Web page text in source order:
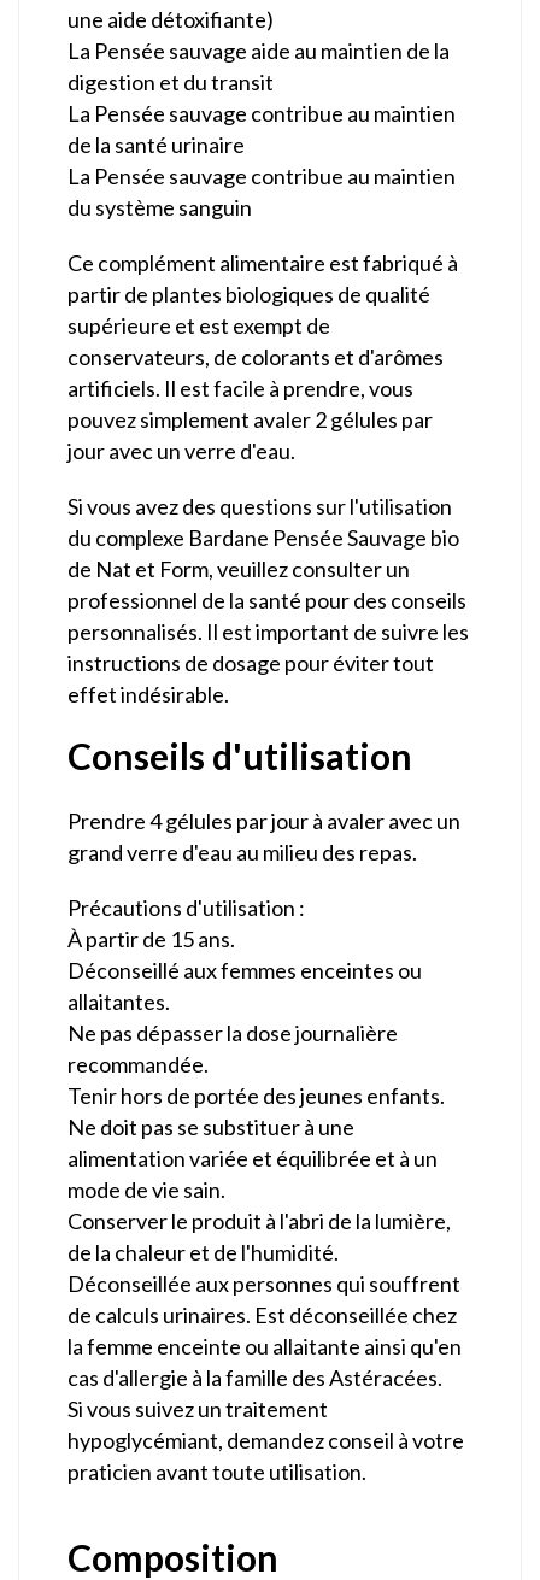
une aide détoxifiante)
La Pensée sauvage aide au maintien de la
digestion et du transit
La Pensée sauvage contribue au maintien
de la santé urinaire
La Pensée sauvage contribue au maintien
du système sanguin
Ce complément alimentaire est fabriqué à
partir de plantes biologiques de qualité
supérieure et est exempt de
conservateurs, de colorants et d'arômes
artificiels. Il est facile à prendre, vous
pouvez simplement avaler 2 gélules par
jour avec un verre d'eau.
Si vous avez des questions sur l'utilisation
du complexe Bardane Pensée Sauvage bio
de Nat et Form, veuillez consulter un
professionnel de la santé pour des conseils
personnalisés. Il est important de suivre les
instructions de dosage pour éviter tout
effet indésirable.
Conseils d'utilisation
Prendre 4 gélules par jour à avaler avec un
grand verre d'eau au milieu des repas.
Précautions d'utilisation :
À partir de 15 ans.
Déconseillé aux femmes enceintes ou
allaitantes.
Ne pas dépasser la dose journalière
recommandée.
Tenir hors de portée des jeunes enfants.
Ne doit pas se substituer à une
alimentation variée et équilibrée et à un
mode de vie sain.
Conserver le produit à l'abri de la lumière,
de la chaleur et de l'humidité.
Déconseillée aux personnes qui souffrent
de calculs urinaires. Est déconseillée chez
la femme enceinte ou allaitante ainsi qu'en
cas d'allergie à la famille des Astéracées.
Si vous suivez un traitement
hypoglycémiant, demandez conseil à votre
praticien avant toute utilisation.
Composition